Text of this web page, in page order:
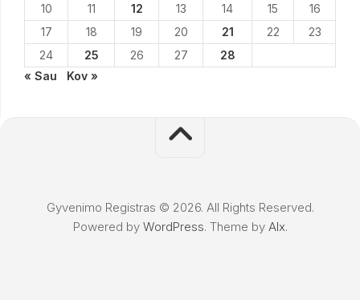
10
11 12 13 14 15
16
17
18 19 20 21 22
23
24
25 26 27
28
« Sau
Kov »
Gyvenimo Registras © 2026. All Rights Reserved.
Powered by WordPress. Theme by Alx.